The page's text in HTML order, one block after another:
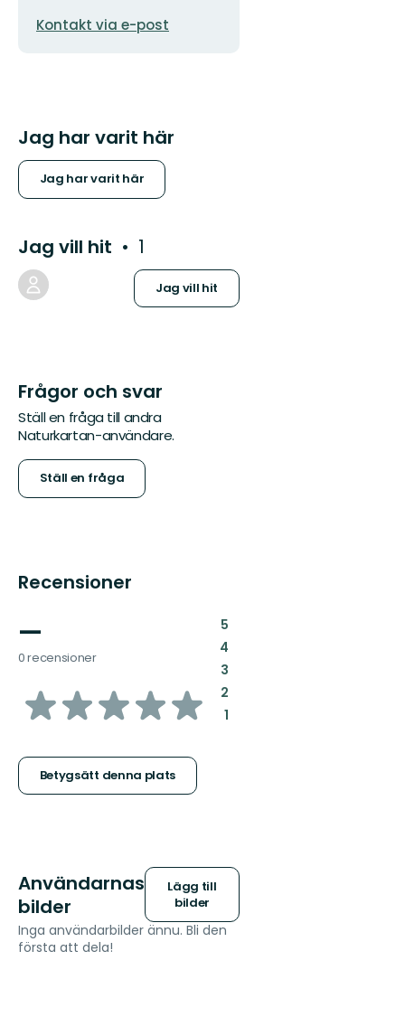
postadress
Kontakt via e-post
Jag har varit här
Jag har varit här
Jag vill hit 1
Jag vill hit
Frågor och svar
Ställ en fråga till andra
Naturkartan-användare.
Ställ en fråga
Recensioner
—
0 recensioner
av
stjärnor
Betygsätt denna plats
5:
4:
3:
2:
1:
Användarnas
bilder
Lägg till
bilder
Inga användarbilder ännu. Bli den
första att dela!